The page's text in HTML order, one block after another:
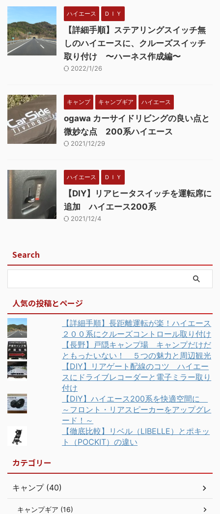
ハイエース ＤＩＹ
【詳細手順】ステアリングスイッチ無
しのハイエースに、クルーズスイッチ
取り付け 〜ハーネス作成編〜
2022/1/26
キャンプ キャンプギア ハイエース
ogawa カーサイドリビングの良い点と
微妙な点 200系ハイエース
2021/12/29
ハイエース ＤＩＹ
【DIY】リアヒータスイッチを運転席に
追加 ハイエース200系
2021/12/4
Search
人気の投稿とページ
【詳細手順】長距離運転が楽！ハイエース
２００系にクルーズコントロール取り付け
【長野】戸隠キャンプ場 キャンプだけだ
ともったいない！ ５つの魅力と周辺観光
【DIY】リアゲート配線のコツ ハイエー
スにドライブレコーダーと電子ミラー取り
付け
【DIY】ハイエース200系を快適空間に
～フロント・リアスピーカーをアップグレ
ード！～
【徹底比較】リベル（LIBELLE）とポキッ
ト（POCKIT）の違い
カテゴリー
キャンプ (40)
キャンプギア (16)